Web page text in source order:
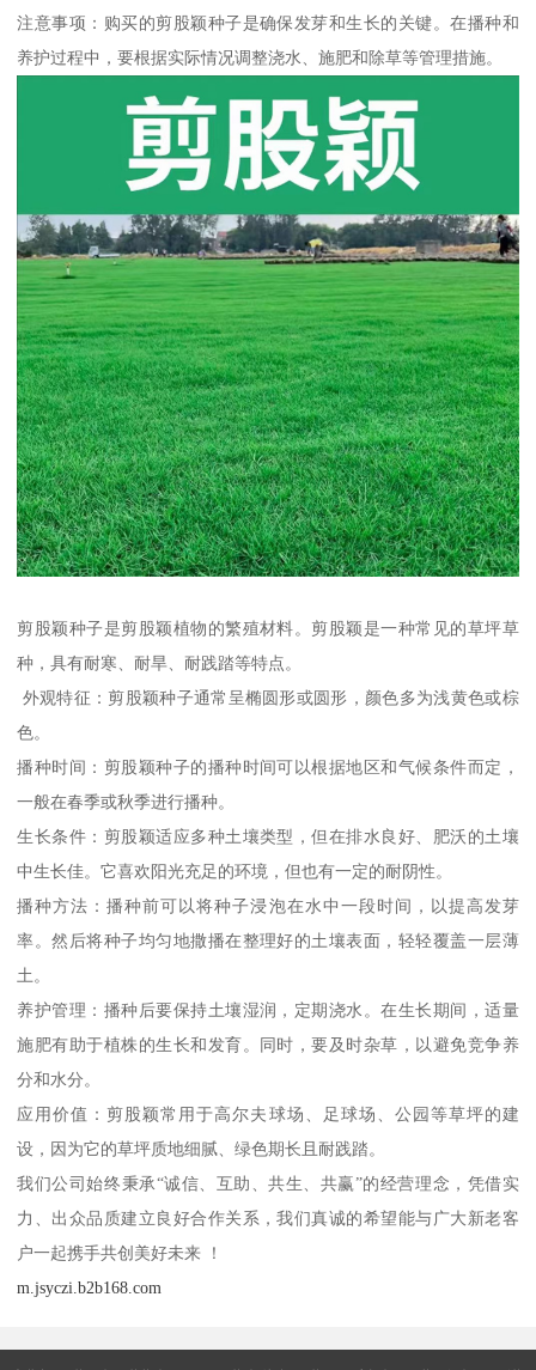
注意事项：购买的剪股颖种子是确保发芽和生长的关键。在播种和
养护过程中，要根据实际情况调整浇水、施肥和除草等管理措施。
剪股颖种子是剪股颖植物的繁殖材料。剪股颖是一种常见的草坪草
种，具有耐寒、耐旱、耐践踏等特点。
外观特征：剪股颖种子通常呈椭圆形或圆形，颜色多为浅黄色或棕
色。
播种时间：剪股颖种子的播种时间可以根据地区和气候条件而定，
一般在春季或秋季进行播种。
生长条件：剪股颖适应多种土壤类型，但在排水良好、肥沃的土壤
中生长佳。它喜欢阳光充足的环境，但也有一定的耐阴性。
播种方法：播种前可以将种子浸泡在水中一段时间，以提高发芽
率。然后将种子均匀地撒播在整理好的土壤表面，轻轻覆盖一层薄
土。
养护管理：播种后要保持土壤湿润，定期浇水。在生长期间，适量
施肥有助于植株的生长和发育。同时，要及时杂草，以避免竞争养
分和水分。
应用价值：剪股颖常用于高尔夫球场、足球场、公园等草坪的建
设，因为它的草坪质地细腻、绿色期长且耐践踏。
我们公司始终秉承“诚信、互助、共生、共赢”的经营理念，凭借实
力、出众品质建立良好合作关系，我们真诚的希望能与广大新老客
户一起携手共创美好未来 ！
m.jsyczi.b2b168.com